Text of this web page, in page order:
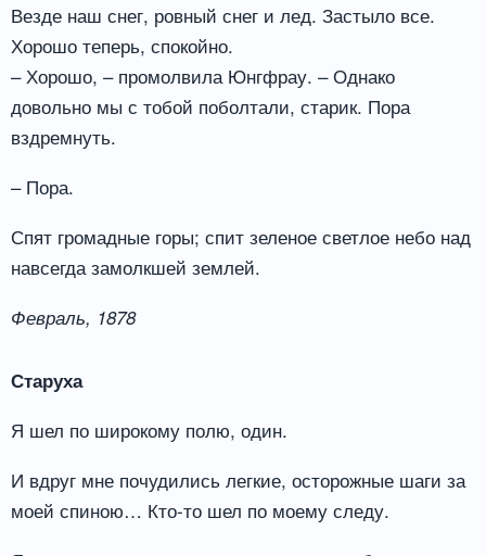
Везде наш снег, ровный снег и лед. Застыло все.
Хорошо теперь, спокойно.
– Хорошо, – промолвила Юнгфрау. – Однако
довольно мы с тобой поболтали, старик. Пора
вздремнуть.
– Пора.
Спят громадные горы; спит зеленое светлое небо над
навсегда замолкшей землей.
Февраль, 1878
Старуха
Я шел по широкому полю, один.
И вдруг мне почудились легкие, осторожные шаги за
моей спиною… Кто-то шел по моему следу.